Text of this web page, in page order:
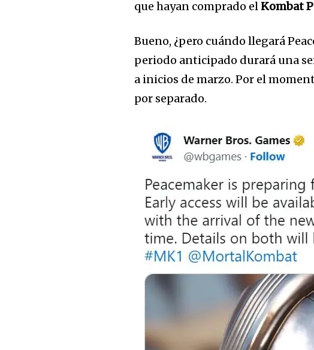
Únete a nuestra
comunidad de
suscriptores y sé
la conversación.
Para suscribirte, solo escribe tu dirección
click en el botón de "suscribir". No te
privacidad y no enviaremos correo basura
está segura con nosotros.
32,111
que hayan comprado el Kombat
Bueno, ¿pero cuándo llegará
periodo anticipado durará una
a inicios de marzo. Por el
por separado.